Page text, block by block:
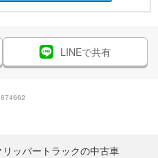
LINEで共有
ッパートラックの中古車